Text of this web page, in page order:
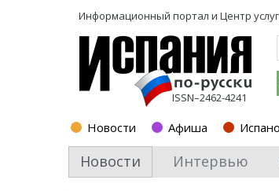
Информационный портал и Центр
ISSN–2462-4241
Новости Афиша
Новости Интервью